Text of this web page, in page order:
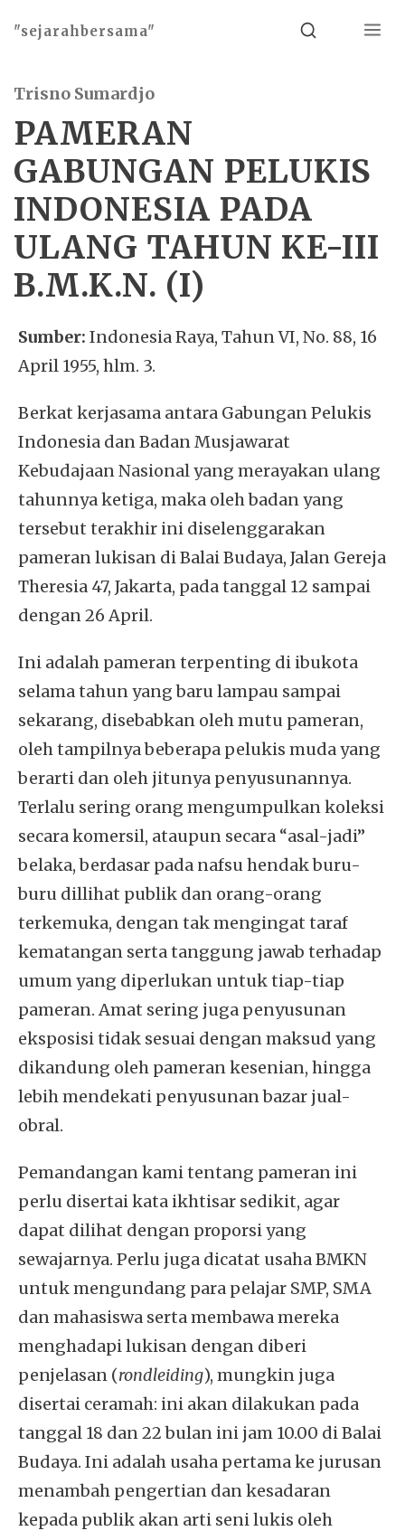
"sejarahbersama" Search Menu
Trisno Sumardjo
PAMERAN
GABUNGAN PELUKIS
INDONESIA PADA
ULANG TAHUN KE-III
B.M.K.N. (I)
Sumber: Indonesia Raya, Tahun VI, No. 88, 16
April 1955, hlm. 3.
Berkat kerjasama antara Gabungan Pelukis
Indonesia dan Badan Musjawarat
Kebudajaan Nasional yang merayakan ulang
tahunnya ketiga, maka oleh badan yang
tersebut terakhir ini diselenggarakan
pameran lukisan di Balai Budaya, Jalan Gereja
Theresia 47, Jakarta, pada tanggal 12 sampai
dengan 26 April.
Ini adalah pameran terpenting di ibukota
selama tahun yang baru lampau sampai
sekarang, disebabkan oleh mutu pameran,
oleh tampilnya beberapa pelukis muda yang
berarti dan oleh jitunya penyusunannya.
Terlalu sering orang mengumpulkan koleksi
secara komersil, ataupun secara “asal-jadi”
belaka, berdasar pada nafsu hendak buru-
buru dillihat publik dan orang-orang
terkemuka, dengan tak mengingat taraf
kematangan serta tanggung jawab terhadap
umum yang diperlukan untuk tiap-tiap
pameran. Amat sering juga penyusunan
eksposisi tidak sesuai dengan maksud yang
dikandung oleh pameran kesenian, hingga
lebih mendekati penyusunan bazar jual-
obral.
Pemandangan kami tentang pameran ini
perlu disertai kata ikhtisar sedikit, agar
dapat dilihat dengan proporsi yang
sewajarnya. Perlu juga dicatat usaha BMKN
untuk mengundang para pelajar SMP, SMA
dan mahasiswa serta membawa mereka
menghadapi lukisan dengan diberi
penjelasan (rondleiding), mungkin juga
disertai ceramah: ini akan dilakukan pada
tanggal 18 dan 22 bulan ini jam 10.00 di Balai
Budaya. Ini adalah usaha pertama ke jurusan
menambah pengertian dan kesadaran
kepada publik akan arti seni lukis oleh